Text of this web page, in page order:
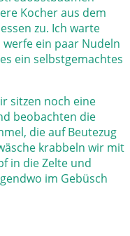
Kocher aus dem
zu. Ich warte
ein paar Nudeln
ein selbstgemachtes
sitzen noch eine
beobachten die
die auf Beutezug
krabbeln wir mit
in die Zelte und
im Gebüsch